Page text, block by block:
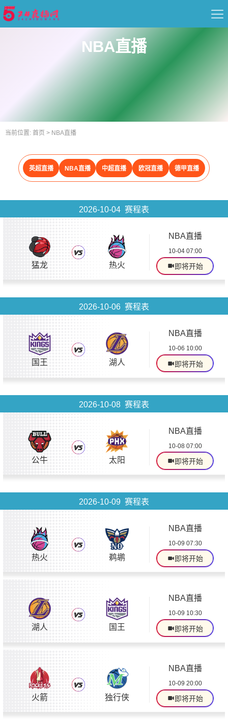
首页
重要赛事
录像
NBA直播
当前位置: 首页 > NBA直播
英超直播 NBA直播 中超直播 欧冠直播 德甲直播
2026-10-04 赛程表
猛龙 热火
NBA直播
10-04 07:00
即将开始
2026-10-06 赛程表
国王 湖人
NBA直播
10-06 10:00
即将开始
2026-10-08 赛程表
公牛 太阳
NBA直播
10-08 07:00
即将开始
2026-10-09 赛程表
热火 鹈鹕
NBA直播
10-09 07:30
即将开始
湖人 国王
NBA直播
10-09 10:30
即将开始
火箭 独行侠
NBA直播
10-09 20:00
即将开始